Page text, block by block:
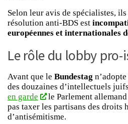
Selon leur avis de spécialistes,
résolution anti-BDS est
européennes et internationales
Le rôle du lobby pro-
Avant que le Bundestag
des douzaines d’intellectuels
en garde
le Parlement
pas taxer les partisans des droits
d’antisémitisme.